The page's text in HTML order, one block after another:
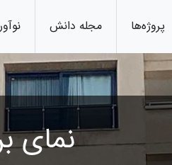
پروژه‌ها مجله دانش
نمای